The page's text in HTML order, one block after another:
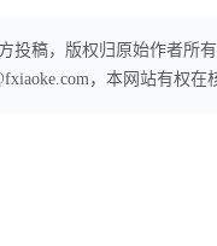
投稿，版权归原始作者所
，本网站有权在